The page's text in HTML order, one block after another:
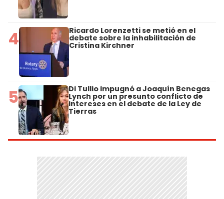
4 Ricardo Lorenzetti se metió en el
debate sobre la inhabilitación de
Cristina Kirchner
5 Di Tullio impugnó a Joaquín Benegas
Lynch por un presunto conflicto de
intereses en el debate de la Ley de
Tierras